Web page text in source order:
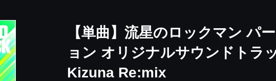
【単曲】流星のロックマン パ
ョン オリジナルサウンドトラ
Kizuna Re:mix